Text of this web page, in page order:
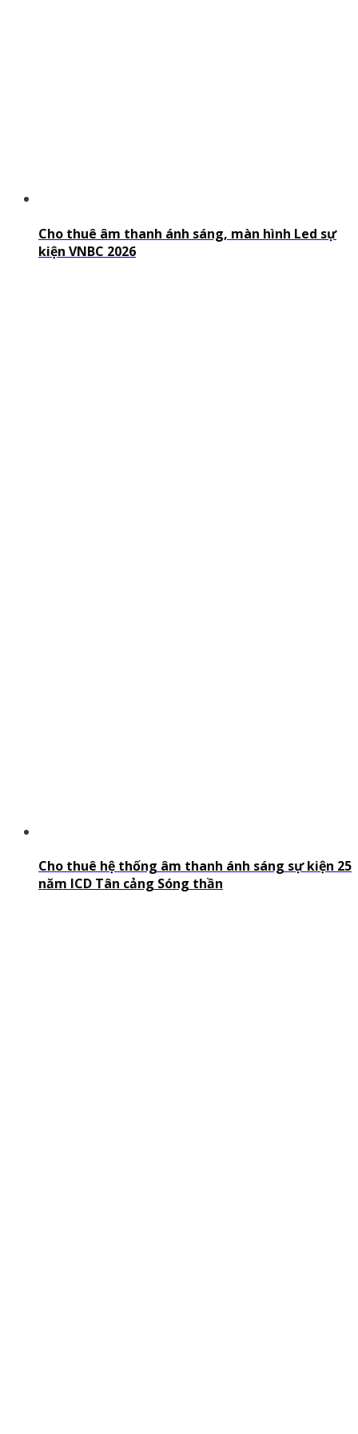
Cho thuê âm thanh ánh sáng, màn hình Led sự
kiện VNBC 2026
Cho thuê hệ thống âm thanh ánh sáng sự kiện 25
năm ICD Tân cảng Sóng thần